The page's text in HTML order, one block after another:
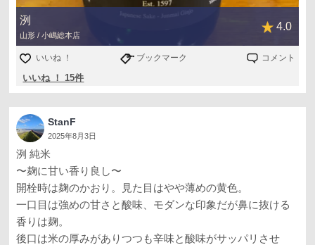
洌
山形 / 小嶋総本店
4.0
いいね ！ ブックマーク コメント
いいね ！ 15件
StanF
2025年8月3日
洌 純米
〜麹に甘い香り良し〜
開栓時は麹のかおり。見た目はやや薄めの黄色。
一口目は強めの甘さと酸味、モダンな印象だが鼻に抜ける
香りは麹。
後口は米の厚みがありつつも辛味と酸味がサッパリさせ